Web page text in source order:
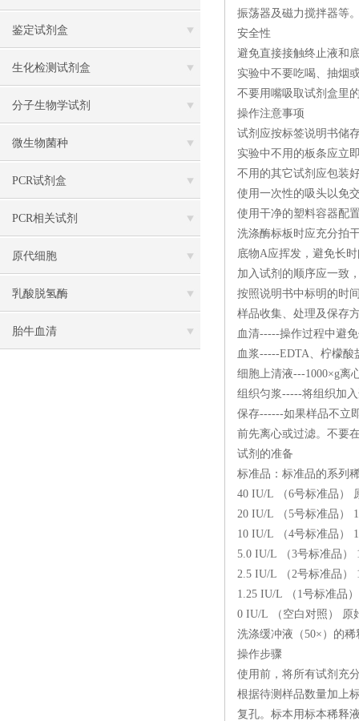
鉴定试剂盒
生化检测试剂盒
分子生物学试剂
微生物菌种
PCR试剂盒
PCR相关试剂
原代细胞
乳酸脱氢酶
胎牛血清
振荡器及磁力搅拌器等
安全性
避免直接接触终止液和
实验中不要吃喝、抽烟
不要用嘴吸取试剂盒里
操作注意事项
试剂应按标签说明书储
实验中不用的板条应立
不用的其它试剂应包装
使用一次性的吸头以免
使用干净的塑料容器配
洗涤酶标板时应充分拍
底物A应挥发，避免长
加入试剂的顺序应一致
按照说明书中标明的时
样品收集、处理及保存
血清-----操作过程中避
血浆-----EDTA、柠檬酸
细胞上清液---1000×g离
组织匀浆-----将组织加
保存------如果样品不立
前先离心或过滤。不要
试剂的准备
标准品：标准品的系列
40 IU/L （6号标准品）
20 IU/L （5号标准品）
10 IU/L （4号标准品）
5.0 IU/L （3号标准品）
2.5 IU/L （2号标准品）
1.25 IU/L （1号标准品
0 IU/L （空白对照） 原
洗涤缓冲液（50×）的
操作步骤
使用前，将所有试剂充
根据待测样品数量加上
复孔。标本用标本稀释